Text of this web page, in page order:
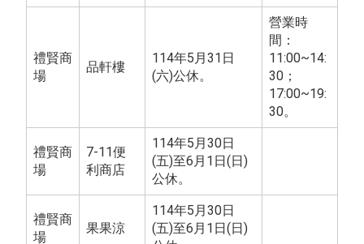
禮賢商
場
品軒樓
114年5月31日
(六)公休。
營業時
間：
11:00~14:
30；
17:00~19:
30。
禮賢商
場
7-11便
利商店
114年5月30日
(五)至6月1日(日)
公休。
禮賢商
場
果果涼
114年5月30日
(五)至6月1日(日)